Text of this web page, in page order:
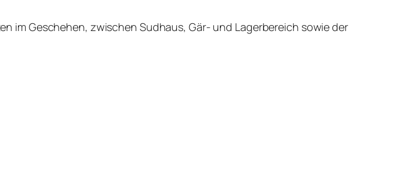
im Geschehen, zwischen Sudhaus, Gär- und Lagerbereich sowie der